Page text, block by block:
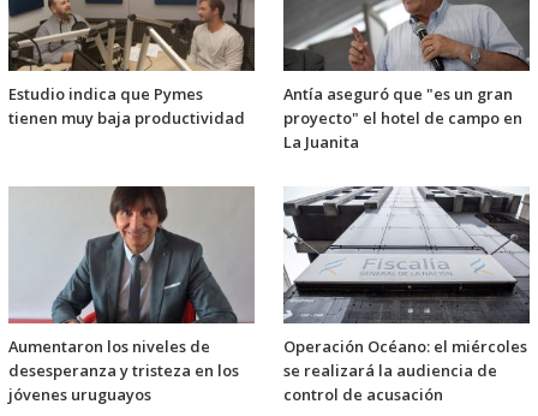
Estudio indica que Pymes
tienen muy baja productividad
Antía aseguró que "es un gran
proyecto" el hotel de campo en
La Juanita
Aumentaron los niveles de
desesperanza y tristeza en los
jóvenes uruguayos
Operación Océano: el miércoles
se realizará la audiencia de
control de acusación